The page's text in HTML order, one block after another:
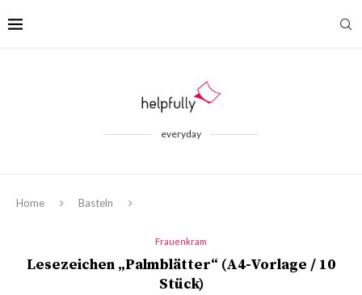
everyday
Home Basteln
Frauenkram
Lesezeichen „Palmblätter“ (A4-Vorlage / 10
Stück)